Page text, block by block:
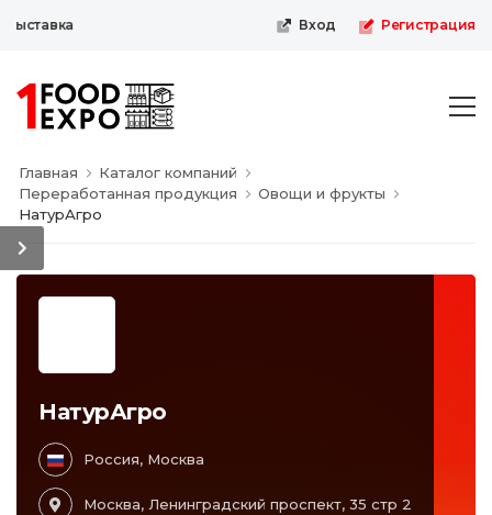
Вход Регистрация
Главная
Каталог компаний
Переработанная продукция
Овощи и фрукты
НатурАгро
НатурАгро
Россия, Москва
Москва, Ленинградский проспект, 35 стр 2